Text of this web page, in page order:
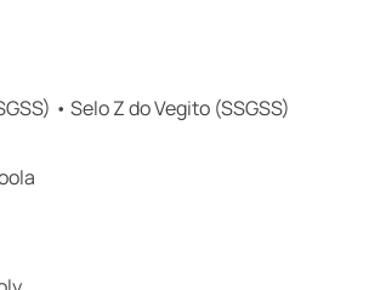
• Selo Z do Vegito (SSGSS)